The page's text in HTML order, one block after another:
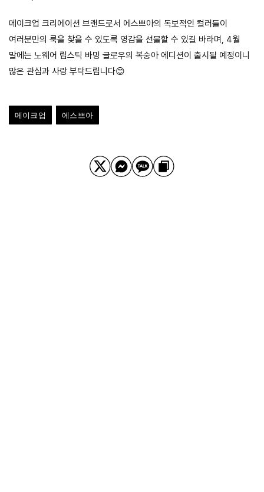
메이크업 크리에이션 브랜드로서 에스쁘아의 독보적인 컬러들이
여러분만의 룩을 찾을 수 있도록 영감을 선물할 수 있길 바라며, 4월
말에는 노웨어 립스틱 바밍 글로우의 복숭아 에디션이 출시될 예정이니
많은 관심과 사랑 부탁드립니다😊
메이크업 에스쁘아